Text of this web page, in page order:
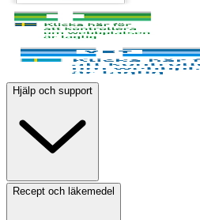
Hjälp och support
Recept och läkemedel